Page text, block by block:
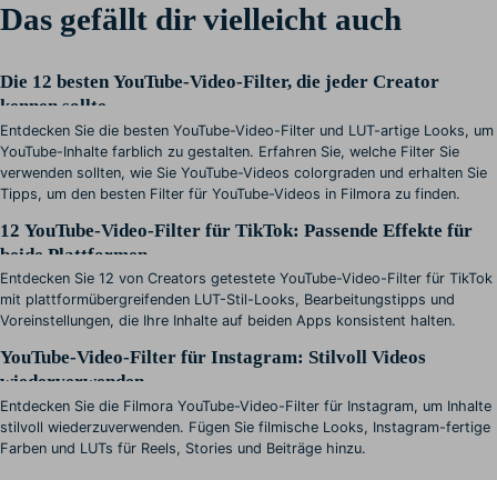
Das gefällt dir vielleicht auch
Die 12 besten YouTube-Video-Filter, die jeder Creator
kennen sollte
Entdecken Sie die besten YouTube-Video-Filter und LUT-artige Looks, um
YouTube-Inhalte farblich zu gestalten. Erfahren Sie, welche Filter Sie
verwenden sollten, wie Sie YouTube-Videos colorgraden und erhalten Sie
Tipps, um den besten Filter für YouTube-Videos in Filmora zu finden.
12 YouTube-Video-Filter für TikTok: Passende Effekte für
beide Plattformen
Entdecken Sie 12 von Creators getestete YouTube-Video-Filter für TikTok
mit plattformübergreifenden LUT-Stil-Looks, Bearbeitungstipps und
Voreinstellungen, die Ihre Inhalte auf beiden Apps konsistent halten.
YouTube-Video-Filter für Instagram: Stilvoll Videos
wiederverwenden
Entdecken Sie die Filmora YouTube-Video-Filter für Instagram, um Inhalte
stilvoll wiederzuverwenden. Fügen Sie filmische Looks, Instagram-fertige
Farben und LUTs für Reels, Stories und Beiträge hinzu.